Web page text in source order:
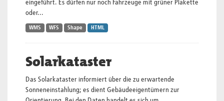
eingeführt. Es dürfen nur noch Fahrzeuge mit grüner Plakette
oder...
WMS WFS Shape HTML
Solarkataster
Das Solarkataster informiert über die zu erwartende
Sonneneinstahlung; es dient Gebäudeeigentümern zur